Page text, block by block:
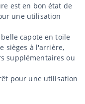
est en bon état de
une utilisation
capote en toile
sièges à l'arrière,
supplémentaires ou
pour une utilisation